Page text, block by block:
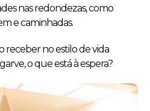
nas redondezas, como
e caminhadas.
receber no estilo de vida
o que está à espera?